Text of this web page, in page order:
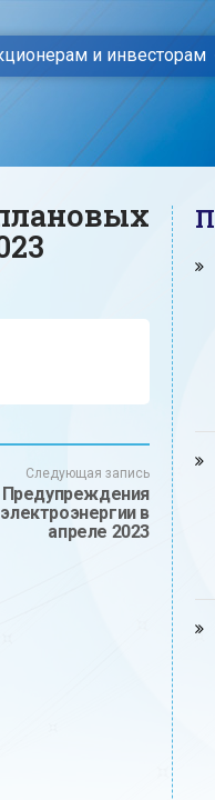
и инвесторам
Следующая запись
Предупреждения
в
апреле 2023